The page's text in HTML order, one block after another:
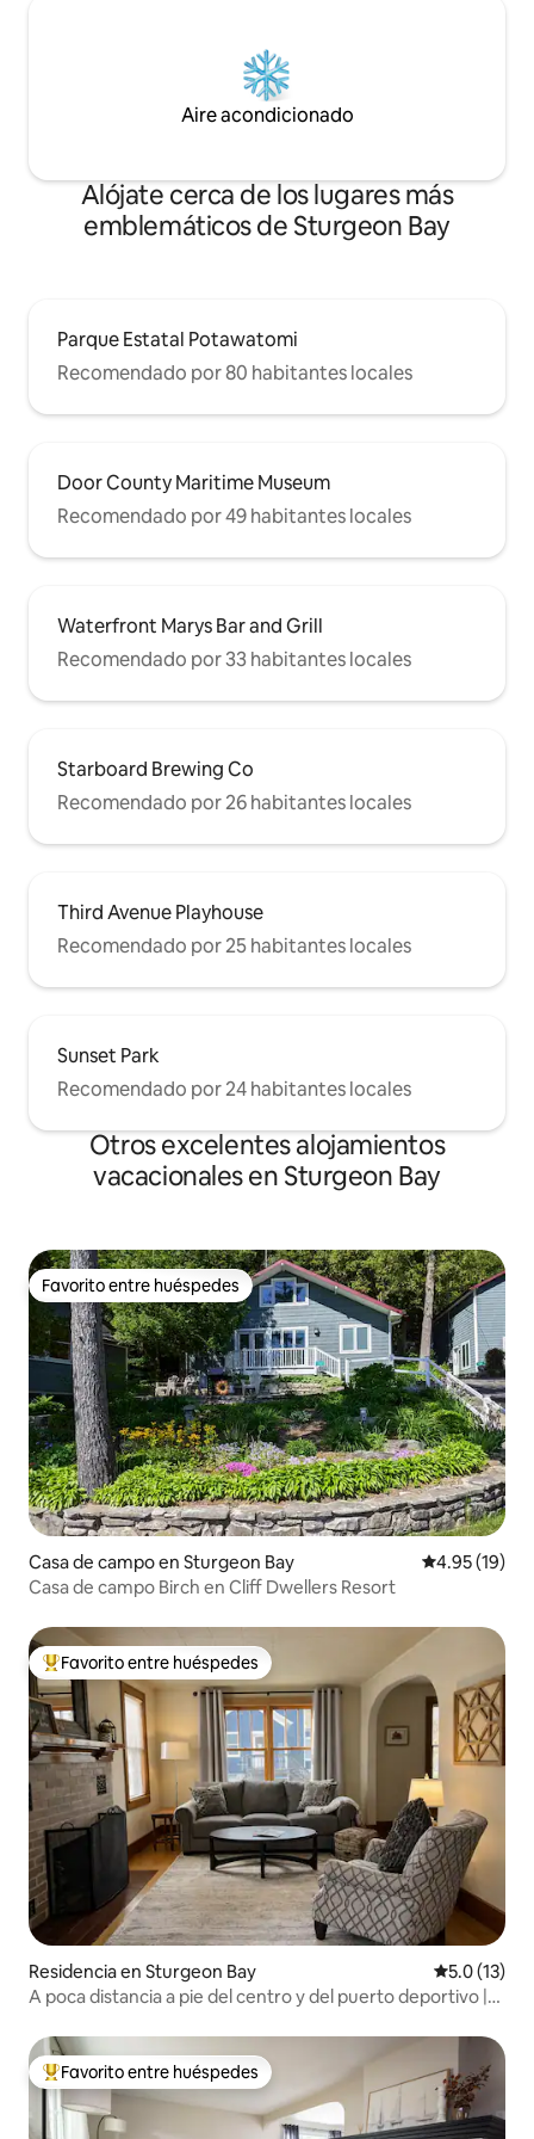
Aire acondicionado
Alójate cerca de los lugares más
emblemáticos de Sturgeon Bay
Parque Estatal Potawatomi
Recomendado por 80 habitantes locales
Door County Maritime Museum
Recomendado por 49 habitantes locales
Waterfront Marys Bar and Grill
Recomendado por 33 habitantes locales
Starboard Brewing Co
Recomendado por 26 habitantes locales
Third Avenue Playhouse
Recomendado por 25 habitantes locales
Sunset Park
Recomendado por 24 habitantes locales
Otros excelentes alojamientos
vacacionales en Sturgeon Bay
Favorito entre huéspedes
Favorito entre huéspedes
Casa de campo en Sturgeon Bay Calificación
4.95 (19)
Casa de campo Birch en Cliff Dwellers Resort
De los mejores en Favorito entre huéspedes
Favorito entre huéspedes
Residencia en Sturgeon Bay Calificación
5.0 (13)
A poca distancia a pie del centro y del puerto deportivo |
De los mejores en Favorito entre huéspedes
Favorito entre huéspedes